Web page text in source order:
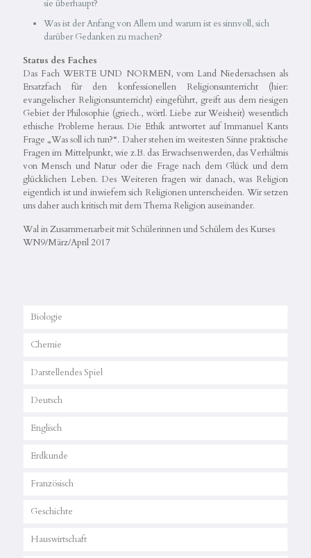
sie überhaupt?
Was ist der Anfang von Allem und warum ist es sinnvoll, sich
darüber Gedanken zu machen?
Status des Faches
Das Fach WERTE UND NORMEN, vom Land Niedersachsen als
Ersatzfach für den konfessionellen Religionsunterricht (hier:
evangelischer Religionsunterricht) eingeführt, greift aus dem riesigen
Gebiet der Philosophie (griech., wörtl. Liebe zur Weisheit) wesentlich
ethische Probleme heraus. Die Ethik antwortet auf Immanuel Kants
Frage „Was soll ich tun?“. Daher stehen im weitesten Sinne praktische
Fragen im Mittelpunkt, wie z.B. das Erwachsenwerden, das Verhältnis
von Mensch und Natur oder die Frage nach dem Glück und dem
glücklichen Leben. Des Weiteren fragen wir danach, was Religion
eigentlich ist und inwiefern sich Religionen unterscheiden. Wir setzen
uns daher auch kritisch mit dem Thema Religion auseinander.
Wal in Zusammenarbeit mit Schülerinnen und Schülern des Kurses
WN9/März/April 2017
Biologie
Chemie
Darstellendes Spiel
Deutsch
Englisch
Erdkunde
Französisch
Geschichte
Hauswirtschaft